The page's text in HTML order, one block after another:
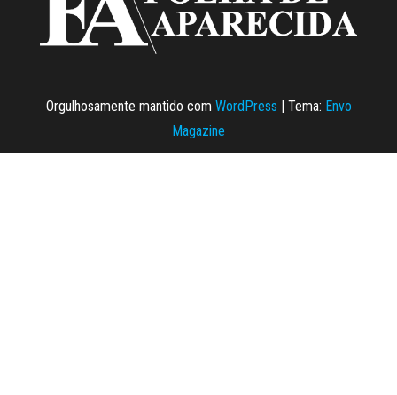
Orgulhosamente mantido com WordPress | Tema: Envo
Magazine